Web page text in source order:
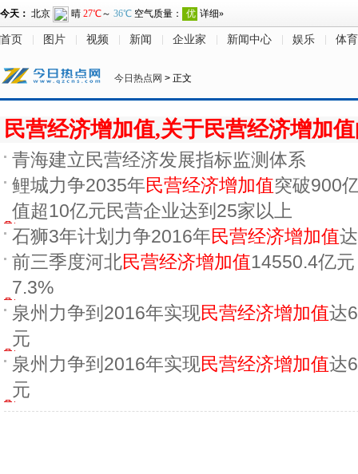
首页 图片 视频 新闻 企业家 新闻中心 娱乐 体育
今日热点网 > 正文
民营经济增加值,关于民营经济增加
青海建立民营经济发展指标监测体系
鲤城力争2035年民营经济增加值突破900
值超10亿元民营企业达到25家以上
石狮3年计划力争2016年民营经济增加值
前三季度河北民营经济增加值14550.4亿
7.3%
泉州力争到2016年实现民营经济增加值达
元
泉州力争到2016年实现民营经济增加值达
元